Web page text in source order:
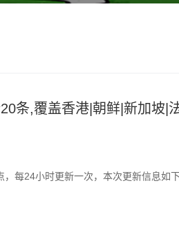
条,覆盖香港|朝鲜|新加坡|
每24小时更新一次，本次更新信息如下